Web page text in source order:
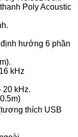
Poly Acoustic
hướng 6 phần
kHz
20 kHz.
thích USB